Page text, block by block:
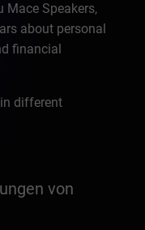
Mace Speakers,
about personal
financial
in different
von